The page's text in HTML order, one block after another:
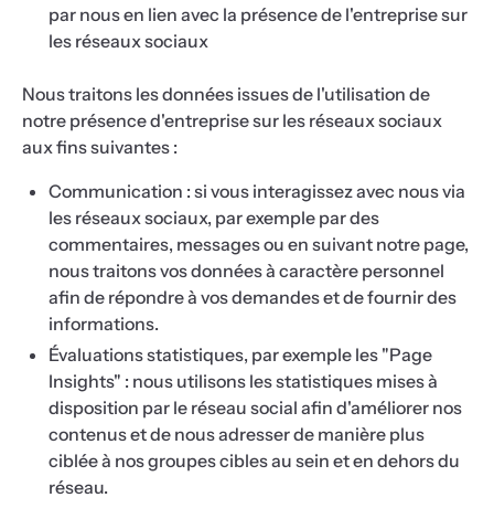
par nous en lien avec la présence de l'entreprise sur
les réseaux sociaux
Nous traitons les données issues de l'utilisation de
notre présence d'entreprise sur les réseaux sociaux
aux fins suivantes :
Communication : si vous interagissez avec nous via
les réseaux sociaux, par exemple par des
commentaires, messages ou en suivant notre page,
nous traitons vos données à caractère personnel
afin de répondre à vos demandes et de fournir des
informations.
Évaluations statistiques, par exemple les "Page
Insights" : nous utilisons les statistiques mises à
disposition par le réseau social afin d'améliorer nos
contenus et de nous adresser de manière plus
ciblée à nos groupes cibles au sein et en dehors du
réseau.